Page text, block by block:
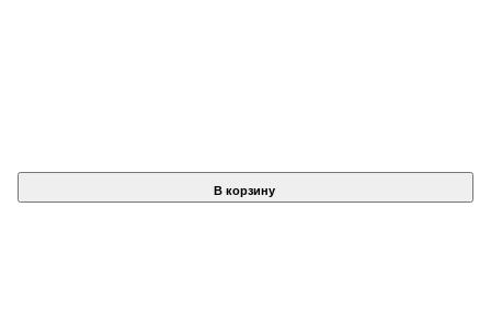
В корзину